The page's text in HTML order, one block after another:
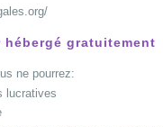
gratuitement
ne pourrez:
lucratives